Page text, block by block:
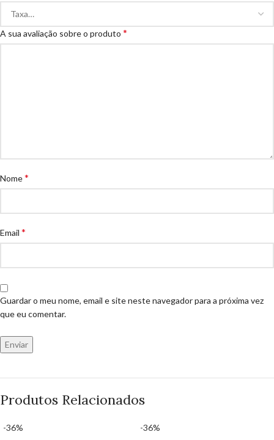
A sua avaliação sobre o produto *
Nome*
Email *
Guardar o meu nome, email e site neste navegador para a próxima vez
que eu comentar.
Produtos Relacionados
-36% -36%